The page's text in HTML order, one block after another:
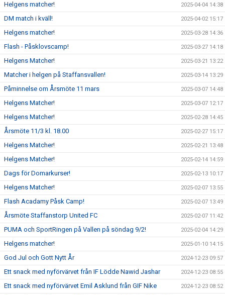
Helgens matcher! 2025-04-04 14:38
DM match i kväll! 2025-04-02 15:17
Helgens matcher! 2025-03-28 14:36
Flash - Påsklovscamp! 2025-03-27 14:18
Helgens Matcher! 2025-03-21 13:22
Matcher i helgen på Staffansvallen! 2025-03-14 13:29
Påminnelse om Årsmöte 11 mars 2025-03-07 14:48
Helgens Matcher! 2025-03-07 12:17
Helgens Matcher! 2025-02-28 14:45
Årsmöte 11/3 kl. 18.00 2025-02-27 15:17
Helgens Matcher! 2025-02-21 13:48
Helgens Matcher! 2025-02-14 14:59
Dags för Domarkurser! 2025-02-13 10:17
Helgens Matcher! 2025-02-07 13:55
Flash Acadamy Påsk Camp! 2025-02-07 13:49
Årsmöte Staffanstorp United FC 2025-02-07 11:42
PUMA och SportRingen på Vallen på söndag 9/2! 2025-02-04 14:29
Helgens matcher! 2025-01-10 14:15
God Jul och Gott Nytt År 2024-12-23 09:57
Ett snack med nyförvärvet från IF Lödde Nawid Jashar 2024-12-23 08:55
Ett snack med nyförvärvet Emil Asklund från GIF Nike 2024-12-23 08:52